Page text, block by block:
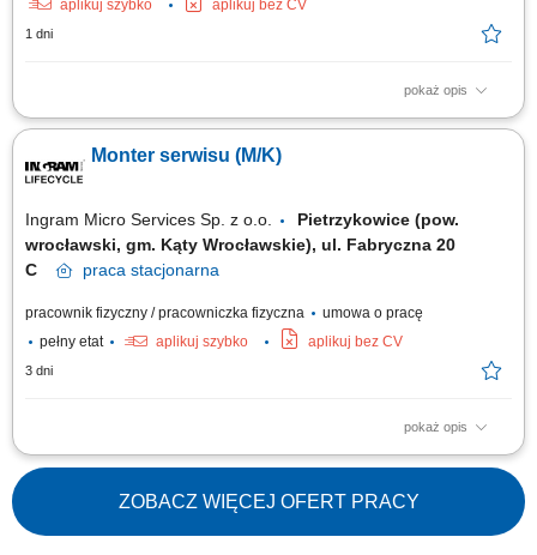
aplikuj szybko aplikuj bez CV
1 dni
pokaż opis
The position includes international assembly, installation, and service
Mechanical assembly and installation of machines and industrial
equipment; Installation of mechanical components, steel structures,
Monter serwisu (M/K)
Ingram Micro Services Sp. z o.o.
Pietrzykowice (pow.
wrocławski, gm. Kąty Wrocławskie), ul. Fabryczna 20
C
praca stacjonarna
pracownik fizyczny / pracowniczka fizyczna
umowa o pracę
pełny etat
aplikuj szybko aplikuj bez CV
3 dni
pokaż opis
Do głównych zadań na stanowisku będzie należało: Naprawa urządzeń,
Diagnozowanie, kwalifikacja sprzętu elektronicznego i
elektrotechnicznego (duża różnorodność), Rozwiązywanie problemów
technicznych, Raportowanie pracy w systemie IT.
ZOBACZ WIĘCEJ OFERT PRACY